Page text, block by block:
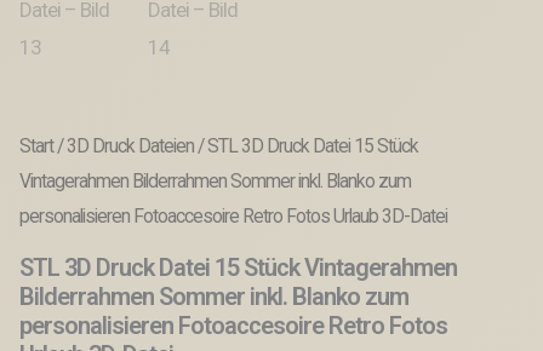
Start/3D Druck Dateien/ STL 3D Druck Datei 15 Stück
Vintagerahmen Bilderrahmen Sommer inkl. Blanko zum
personalisieren Fotoaccesoire Retro Fotos Urlaub 3D-Datei
STL 3D Druck Datei 15 Stück Vintagerahmen
Bilderrahmen Sommer inkl. Blanko zum
personalisieren Fotoaccesoire Retro Fotos